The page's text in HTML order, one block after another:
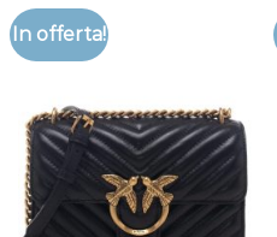
In offerta!